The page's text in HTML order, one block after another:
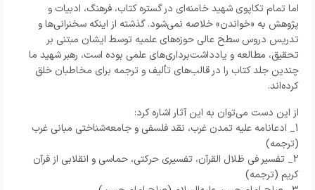
اما تمام تکاپوی شهید خامنه‌ای در گستره کتاب، فرهنگ، ادبیات و
پژوهش به «خواندن» خلاصه نمی‌شود. گذشته از اینکه سخنرانی‌ها و
تدریس دروس سطح عالی حوزه‌های علمیه توسط ایشان مبتنی بر
تحقیق، مطالعه و یادداشت‌برداری‌های علمی بوده است، رهبر شهید ما
چندین جلد کتاب را در قالب‌های تألیف و ترجمه برای مخاطبان خلق
کرده‌اند.
از این دست می‌توان به این آثار اشاره کرد:
1_ ادعانامه علیه تمدن غرب، نقد فلسفی و جامعه‌شناختی مبانی غرب
(ترجمه)
2_ تفسیر فی ظلال القرآن، تفسیری حرکتی، حماسی و انقلابی از قرآن
کریم (ترجمه)